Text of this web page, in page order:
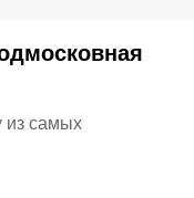
из самых